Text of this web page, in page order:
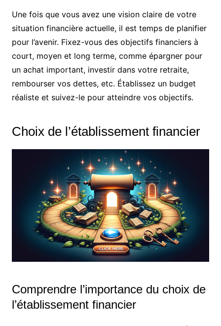
Une fois que vous avez une vision claire de votre
situation financière actuelle, il est temps de planifier
pour l’avenir. Fixez-vous des objectifs financiers à
court, moyen et long terme, comme épargner pour
un achat important, investir dans votre retraite,
rembourser vos dettes, etc. Établissez un budget
réaliste et suivez-le pour atteindre vos objectifs.
Choix de l’établissement financier
Comprendre l’importance du choix de
l’établissement financier